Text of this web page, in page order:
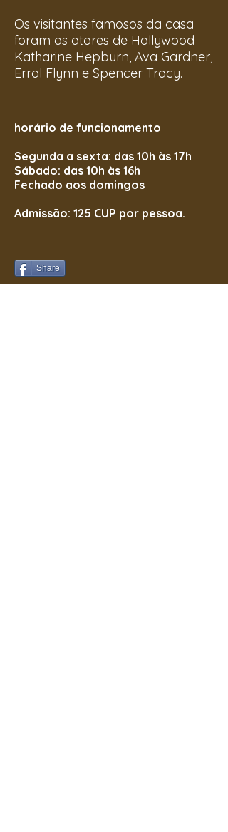
Os visitantes famosos da casa
foram os atores de Hollywood
Katharine Hepburn, Ava Gardner,
Errol Flynn e Spencer Tracy.
horário de funcionamento
Segunda a sexta: das 10h às 17h
Sábado: das 10h às 16h
Fechado aos domingos
Admissão: 125 CUP por pessoa.
Share